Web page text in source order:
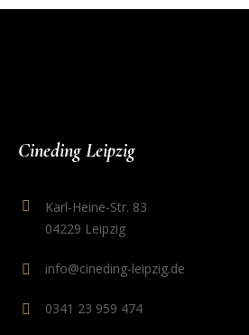
Cineding Leipzig
Karl-Heine-Str. 83
04229 Leipzig
info@cineding-leipzig.de
0341 23 959 474